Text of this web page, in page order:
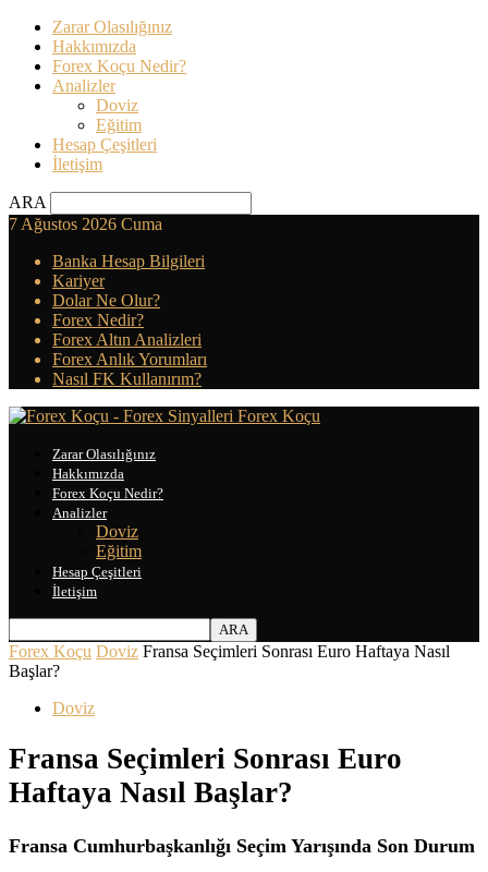
Zarar Olasılığınız
Hakkımızda
Forex Koçu Nedir?
Analizler
Doviz
Eğitim
Hesap Çeşitleri
İletişim
ARA
7 Ağustos 2026 Cuma
Banka Hesap Bilgileri
Kariyer
Dolar Ne Olur?
Forex Nedir?
Forex Altın Analizleri
Forex Anlık Yorumları
Nasıl FK Kullanırım?
Forex Koçu
Zarar Olasılığınız
Hakkımızda
Forex Koçu Nedir?
Analizler
Doviz
Eğitim
Hesap Çeşitleri
İletişim
Forex Koçu Doviz Fransa Seçimleri Sonrası Euro Haftaya Nasıl
Başlar?
Doviz
Fransa Seçimleri Sonrası Euro
Haftaya Nasıl Başlar?
Fransa Cumhurbaşkanlığı Seçim Yarışında Son Durum